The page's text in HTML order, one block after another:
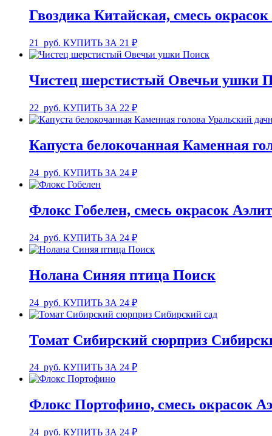
Гвоздика Китайская, смесь
21 руб. КУПИТЬ ЗА 21 ₽
Чистец шерстистый Овечьи ушки
22 руб. КУПИТЬ ЗА 22 ₽
Капуста белокочанная Каменная
24 руб. КУПИТЬ ЗА 24 ₽
Флокс Гобелен, смесь окрасок
24 руб. КУПИТЬ ЗА 24 ₽
Нолана Синяя птица Поиск
24 руб. КУПИТЬ ЗА 24 ₽
Томат Сибирский сюрприз
24 руб. КУПИТЬ ЗА 24 ₽
Флокс Портофино, смесь окрасок
24 руб. КУПИТЬ ЗА 24 ₽